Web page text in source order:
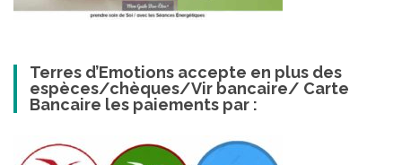
Terres d’Emotions accepte en plus des
espèces/chèques/Vir bancaire/ Carte
Bancaire les paiements par :